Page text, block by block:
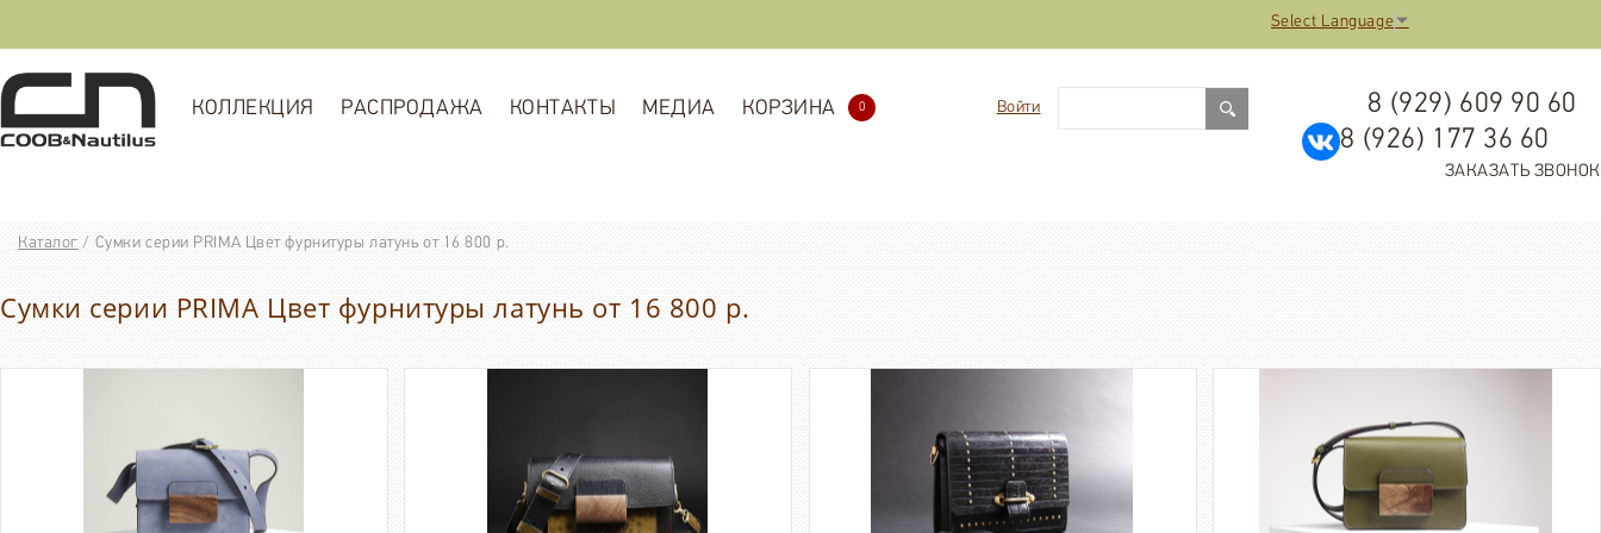
Select Language ▼
КОЛЛЕКЦИЯ РАСПРОДАЖА КОНТАКТЫ МЕДИА КОРЗИНА 0
8 (929) 609 90 60
8 (926) 177 36 60
ЗАКАЗАТЬ ЗВОНОК
Войти
Каталог / Сумки серии PRIMA Цвет фурнитуры латунь от 16 800 р.
Сумки серии PRIMA Цвет фурнитуры латунь от 16 800 р.